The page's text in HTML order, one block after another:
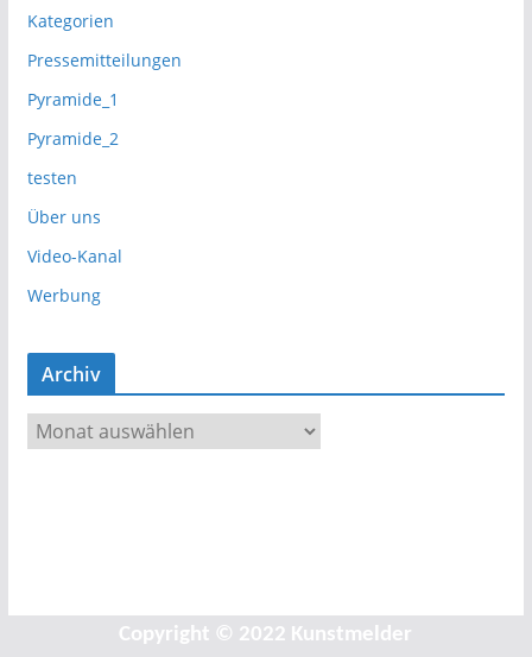
Kategorien
Pressemitteilungen
Pyramide_1
Pyramide_2
testen
Über uns
Video-Kanal
Werbung
Archiv
r
Copyright © 2022 Kunstmelder